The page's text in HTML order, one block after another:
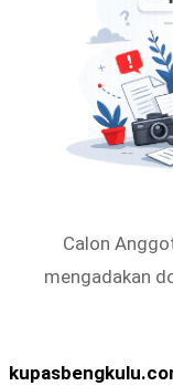
Calon
mengadakan